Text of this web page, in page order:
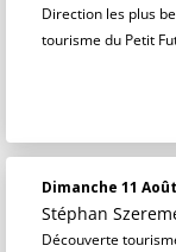
Direction les plus
tourisme du Petit
Dimanche 11
Stéphan
Découverte